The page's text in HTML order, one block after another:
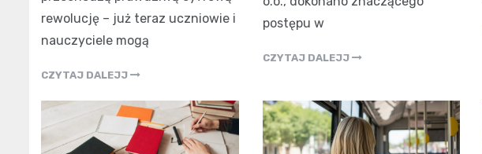
rewolucję – już teraz uczniowie i
nauczyciele mogą
CZYTAJ DALEJJ
postępu w
CZYTAJ DALEJJ